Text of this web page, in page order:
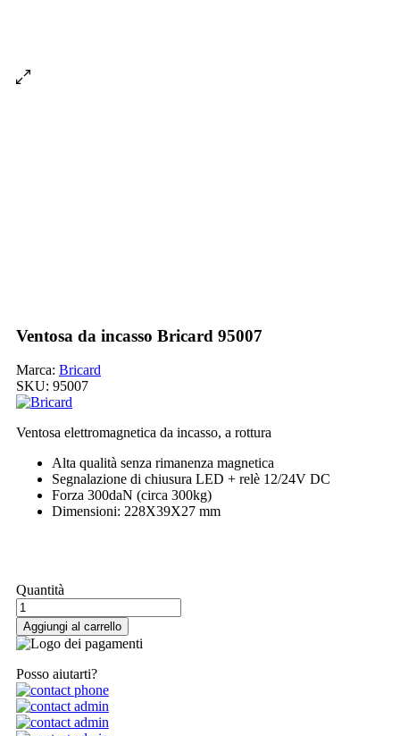
Ventosa da incasso Bricard 95007
Marca: Bricard
SKU: 95007
Ventosa elettromagnetica da incasso, a rottura
Alta qualità senza rimanenza magnetica
Segnalazione di chiusura LED + relè 12/24V DC
Forza 300daN (circa 300kg)
Dimensioni: 228X39X27 mm
Quantità
Aggiungi al carrello
Posso aiutarti?